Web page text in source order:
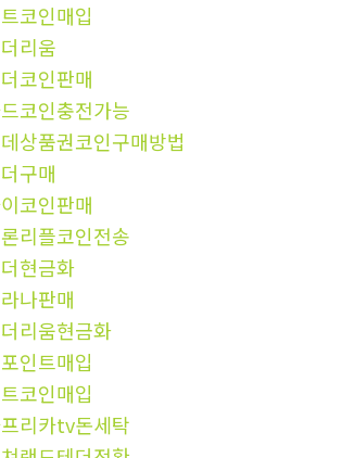
코인매입
리움
코인판매
코인충전가능
상품권코인구매방법
구매
코인판매
리플코인전송
현금화
나판매
리움현금화
인트매입
코인매입
리카tv돈세탁